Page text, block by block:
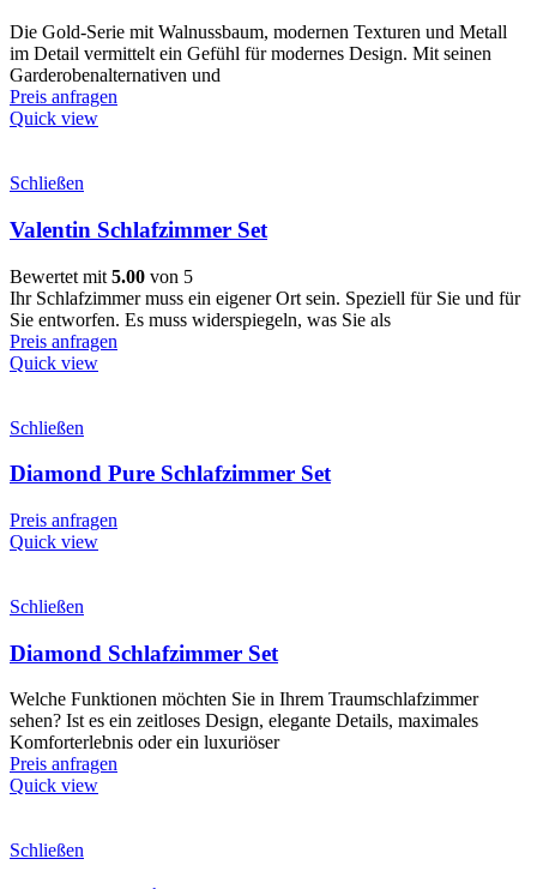
Die Gold-Serie mit Walnussbaum, modernen Texturen und Metall
im Detail vermittelt ein Gefühl für modernes Design. Mit seinen
Garderobenalternativen und
Preis anfragen
Quick view
Schließen
Valentin Schlafzimmer Set
Bewertet mit 5.00 von 5
Ihr Schlafzimmer muss ein eigener Ort sein. Speziell für Sie und für
Sie entworfen. Es muss widerspiegeln, was Sie als
Preis anfragen
Quick view
Schließen
Diamond Pure Schlafzimmer Set
Preis anfragen
Quick view
Schließen
Diamond Schlafzimmer Set
Welche Funktionen möchten Sie in Ihrem Traumschlafzimmer
sehen? Ist es ein zeitloses Design, elegante Details, maximales
Komforterlebnis oder ein luxuriöser
Preis anfragen
Quick view
Schließen